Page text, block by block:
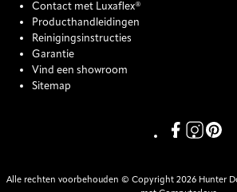
Contact met Luxaflex®
Producthandleidingen
Reinigingsinstructies
Garantie
Vind een showroom
Sitemap
LinkLinkLink
Alle rechten voorbehouden © Copyright 2026 Hunter